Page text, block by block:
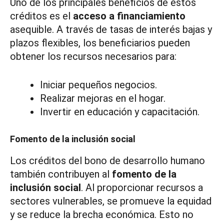
créditos es el acceso a financiamiento
asequible. A través de tasas de interés bajas y
plazos flexibles, los beneficiarios pueden
obtener los recursos necesarios para:
Iniciar pequeños negocios.
Realizar mejoras en el hogar.
Invertir en educación y capacitación.
Fomento de la inclusión social
Los créditos del bono de desarrollo humano
también contribuyen al fomento de la
inclusión social. Al proporcionar recursos a
sectores vulnerables, se promueve la equidad
y se reduce la brecha económica. Esto no